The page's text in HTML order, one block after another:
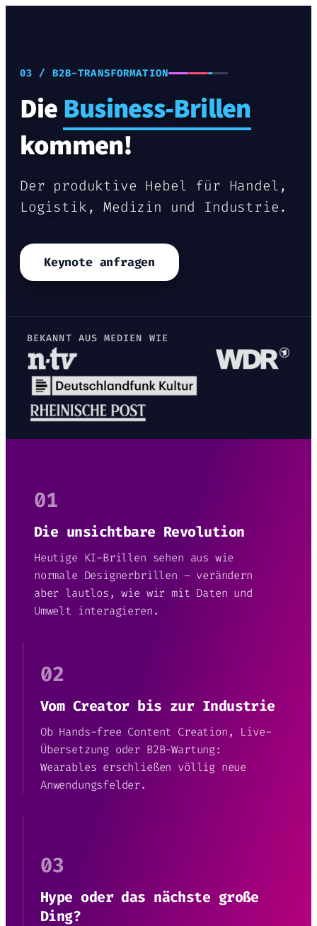
03 / B2B-TRANSFORMATION
DieBusiness-Brillen
kommen!
Der produktive Hebel für Handel,
Logistik, Medizin und Industrie.
Keynote anfragen
BEKANNT AUS MEDIEN WIE
01
Die unsichtbare Revolution
Heutige KI-Brillen sehen aus wie
normale Designerbrillen – verändern
aber lautlos, wie wir mit Daten und
Umwelt interagieren.
02
Vom Creator bis zur Industrie
Ob Hands-free Content Creation, Live-
Übersetzung oder B2B-Wartung:
Wearables erschließen völlig neue
Anwendungsfelder.
03
Hype oder das nächste große
Ding?